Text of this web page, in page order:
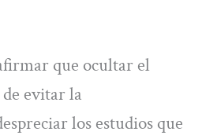
que ocultar el
evitar la
los estudios que